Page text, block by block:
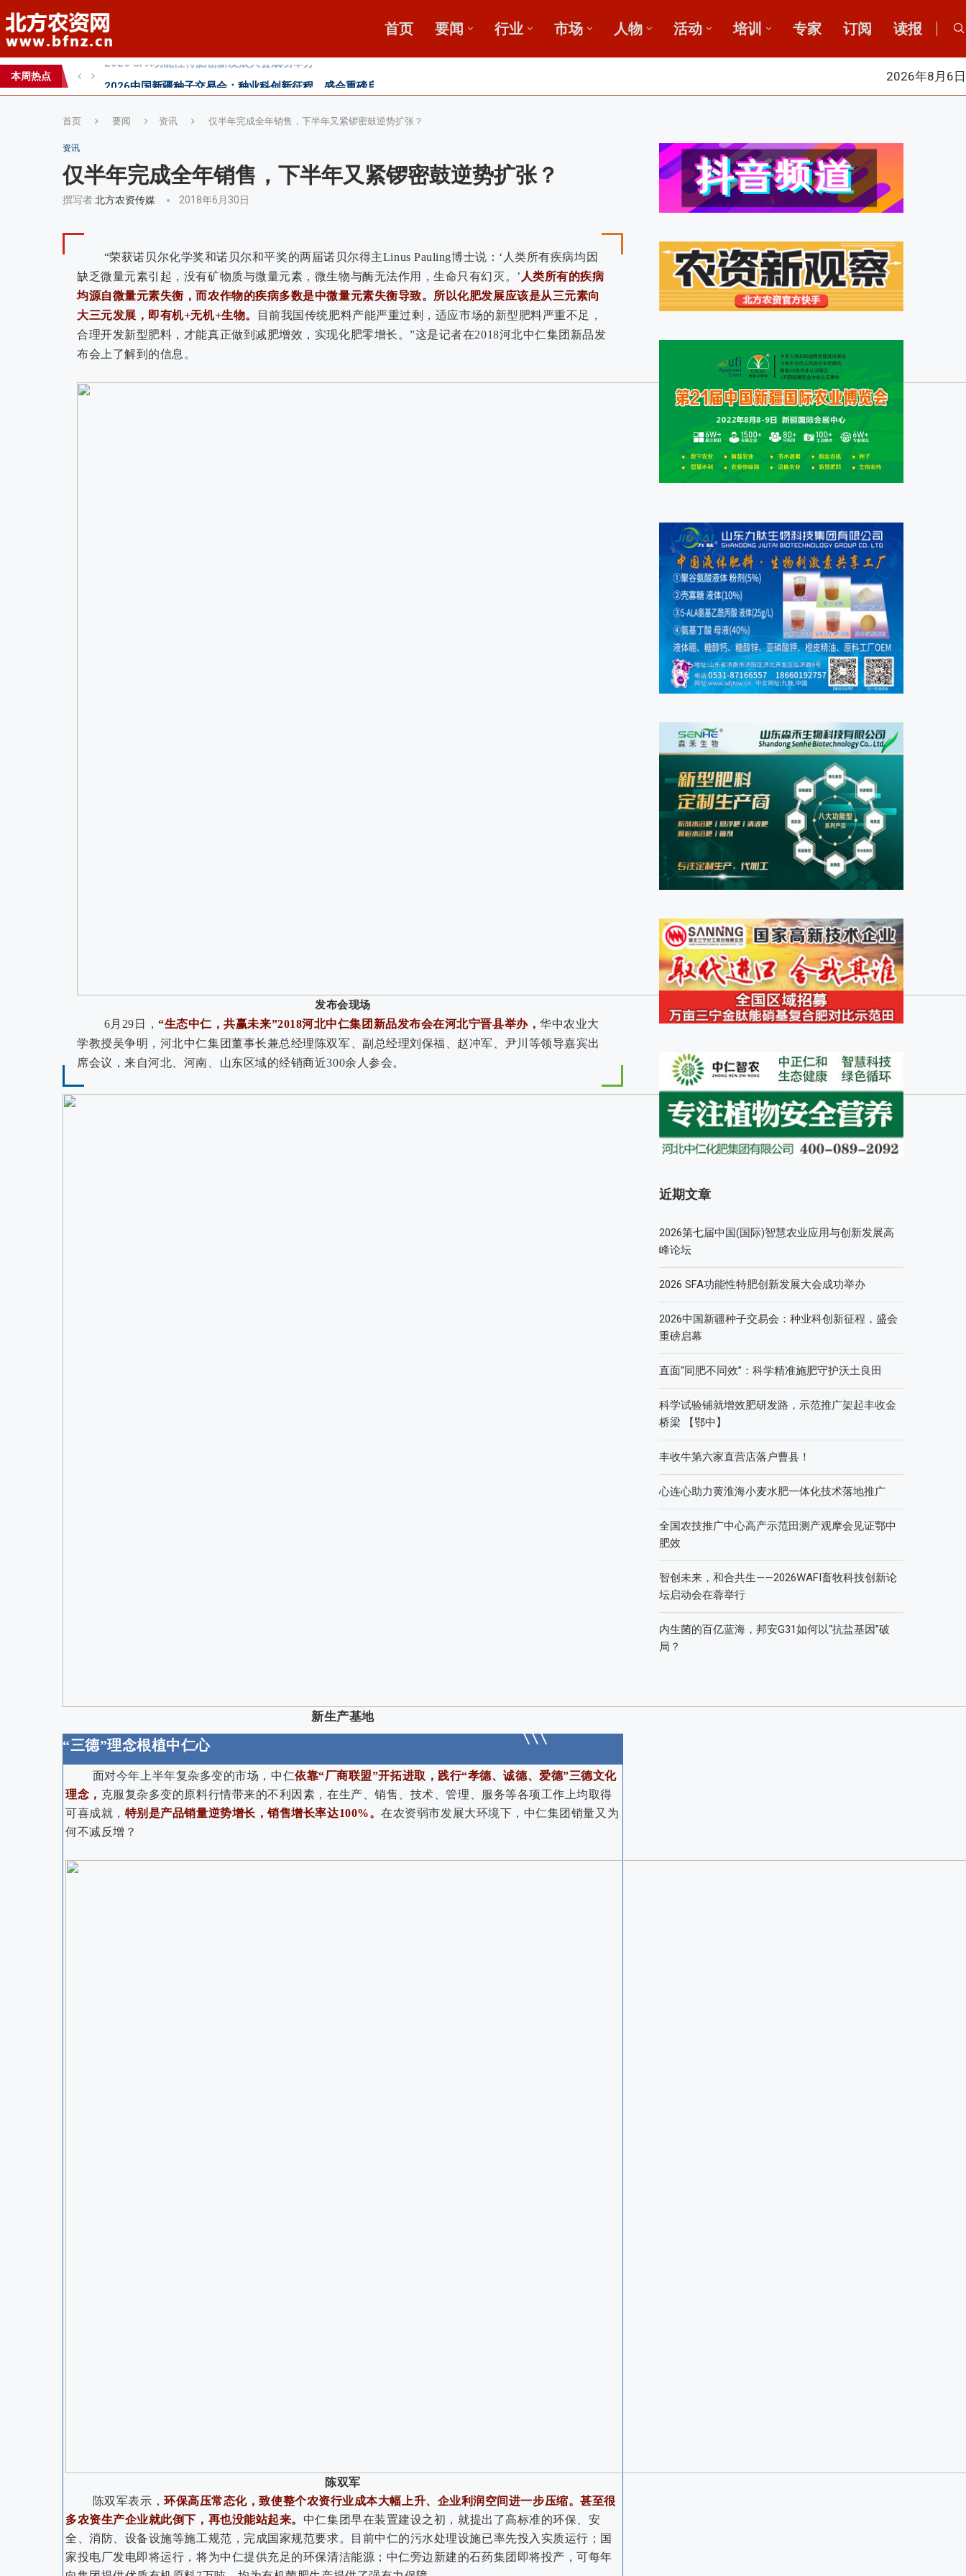
首页 要闻 行业 市场 人物 活动 培训 专家 订阅 读报
本周热点
科学试验铺就增效肥研发路，示范推广架起丰收金桥梁 【鄂中】
丰收牛第六家直营店落户曹县！
2026年8月6日
首页 要闻 资讯 仅半年完成全年销售，下半年又紧锣密鼓逆势扩张？
资讯
仅半年完成全年销售，下半年又紧锣密鼓逆势扩张？
撰写者北方农资传媒 2018年6月30日
“荣获诺贝尔化学奖和诺贝尔和平奖的两届诺贝尔得主Linus Pauling博士说：‘人类所有疾病均因
缺乏微量元素引起，没有矿物质与微量元素，微生物与酶无法作用，生命只有幻灭。’ 人类所有的疾病
均源自微量元素失衡，而农作物的疾病多数是中微量元素失衡导致。所以化肥发展应该是从三元素向
大三元发展，即有机+无机+生物。
目前我国传统肥料产能严重过剩，适应市场的新型肥料严重不足，
合理开发新型肥料，才能真正做到减肥增效，实现化肥零增长。”这是记者在2018河北中仁集团新品发
布会上了解到的信息。
发布会现场
6月29日，“生态中仁，共赢未来”2018河北中仁集团新品发布会在河北宁晋县举办，华中农业大
学教授吴争明，河北中仁集团董事长兼总经理陈双军、副总经理刘保福、赵冲军、尹川等领导嘉宾出
席会议，来自河北、河南、山东区域的经销商近300余人参会。
新生产基地
“三德”理念根植中仁心
面对今年上半年复杂多变的市场，中仁依靠“厂商联盟”开拓进取，践行“孝德、诚德、爱德”三德文化
理念， 克服复杂多变的原料行情带来的不利因素，在生产、销售、技术、管理、服务等各项工作上均取得
可喜成就， 特别是产品销量逆势增长，销售增长率达100%。在农资弱市发展大环境下，中仁集团销量又为
何不减反增？
陈双军
陈双军表示，环保高压常态化，致使整个农资行业成本大幅上升、企业利润空间进一步压缩。甚至很
多农资生产企业就此倒下，再也没能站起来。 中仁集团早在装置建设之初，就提出了高标准的环保、安
全、消防、设备设施等施工规范，完成国家规范要求。目前中仁的污水处理设施已率先投入实质运行；国
家投电厂发电即将运行，将为中仁提供充足的环保清洁能源；中仁旁边新建的石药集团即将投产，可每年
近期文章
2026第七届中国(国际)智慧农业应用与创新发展高
峰论坛
2026 SFA功能性特肥创新发展大会成功举办
2026中国新疆种子交易会：种业科创新征程，盛会
重磅启幕
直面“同肥不同效”：科学精准施肥守护沃土良田
科学试验铺就增效肥研发路，示范推广架起丰收金
桥梁 【鄂中】
丰收牛第六家直营店落户曹县！
心连心助力黄淮海小麦水肥一体化技术落地推广
全国农技推广中心高产示范田测产观摩会见证鄂中
肥效
智创未来，和合共生——2026WAFI畜牧科技创新论
坛启动会在蓉举行
内生菌的百亿蓝海，邦安G31如何以“抗盐基因”破
局？